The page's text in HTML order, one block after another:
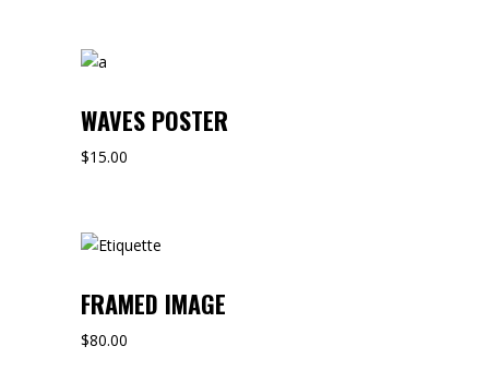
WAVES POSTER
$15.00
FRAMED IMAGE
$80.00